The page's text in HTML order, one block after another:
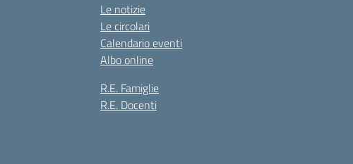
Le notizie
Le circolari
Calendario eventi
Albo online
R.E. Famiglie
R.E. Docenti